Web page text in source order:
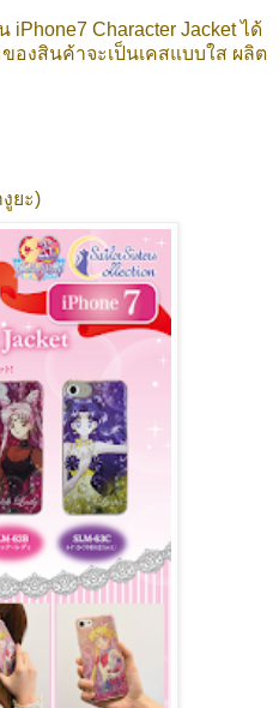
Character Jacket ได้
องสินค้าจะเป็นเคสแบบใส ผลิต
ยะ)